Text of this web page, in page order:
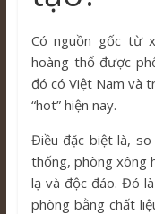
Có nguồn gốc từ
hoàng thổ được
đó có Việt Nam và
“hot” hiện nay.
Điều đặc biệt là,
thống, phòng xông
lạ và độc đáo. Đó
phòng bằng chất